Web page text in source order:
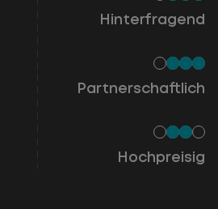
Hinterfragend
Partnerschaftlich
Hochpreisig